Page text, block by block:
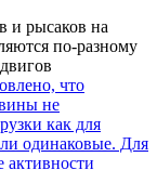
и рысаков на
по-разному
что
не
как для
одинаковые. Для
активности